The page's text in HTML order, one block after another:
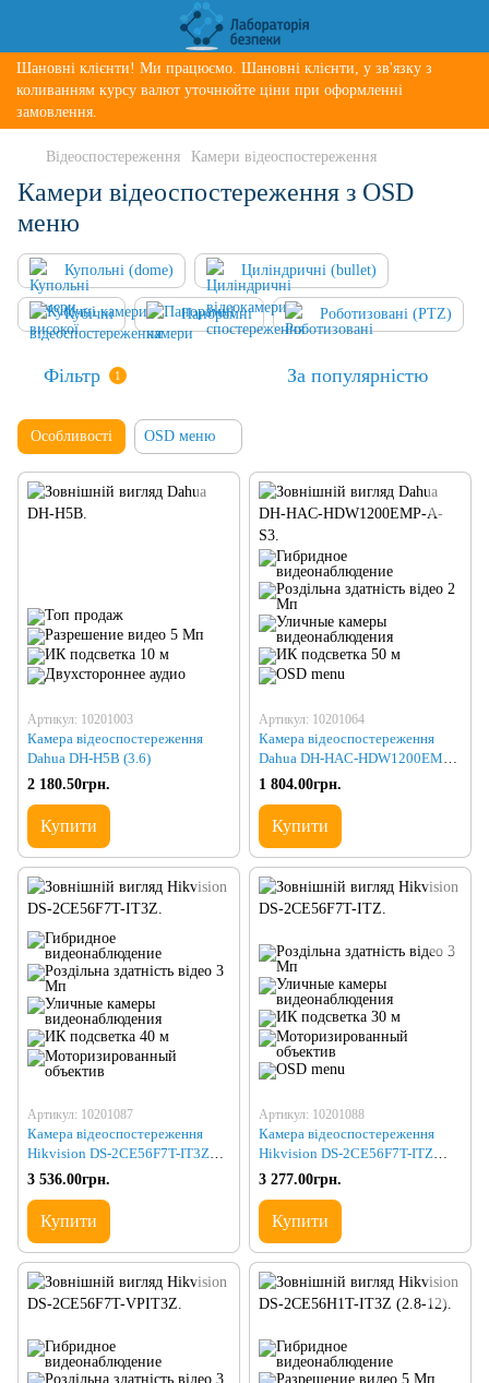
Шановні клієнти! Ми працюємо. Шановні клієнти, у зв'язку з
коливанням курсу валют уточнюйте ціни при оформленні
замовлення.
Відеоспостереження Камери відеоспостереження
Камери відеоспостереження з OSD
меню
Купольні (dome) Циліндричні (bullet)
Кубічні Панорамні Роботизовані (PTZ)
Фільтр 1 За популярністю
Особливості OSD меню
Артикул: 10201003
Камера відеоспостереження
Dahua DH-H5B (3.6)
2 180.50грн.
Купити
Артикул: 10201064
Камера відеоспостереження
Dahua DH-HAC-HDW1200EMP-
A-S3 (3.6)
1 804.00грн.
Купити
Артикул: 10201087
Камера відеоспостереження
Hikvision DS-2CE56F7T-IT3Z
(2.8-12)
3 536.00грн.
Купити
Артикул: 10201088
Камера відеоспостереження
Hikvision DS-2CE56F7T-ITZ
(2.8-12)
3 277.00грн.
Купити